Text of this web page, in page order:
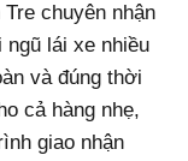
chuyên nhận
ngũ lái xe nhiều
và đúng thời
cả hàng nhẹ,
giao nhận